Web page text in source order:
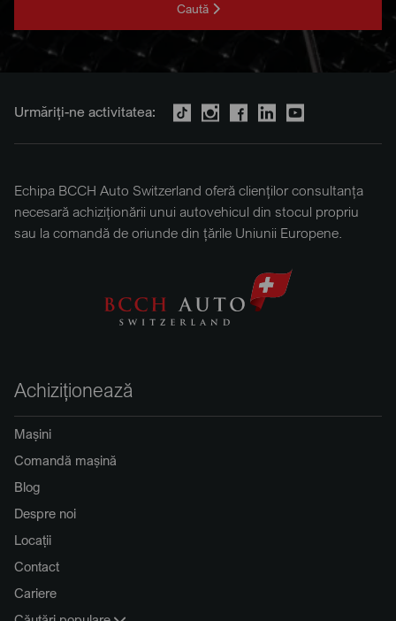
Caută
Urmăriți-ne activitatea:
Echipa BCCH Auto Switzerland oferă clienților consultanța
necesară achiziționării unui autovehicul din stocul propriu
sau la comandă de oriunde din țările Uniunii Europene.
Achiziționează
Mașini
Comandă mașină
Blog
Despre noi
Locații
Contact
Cariere